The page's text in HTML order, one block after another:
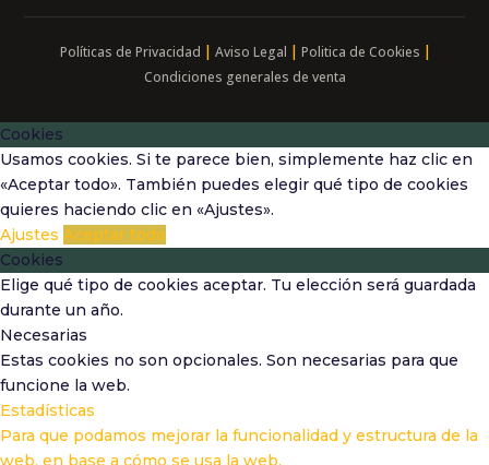
Políticas de Privacidad | Aviso Legal | Politica de Cookies |
Condiciones generales de venta
Cookies
Usamos cookies. Si te parece bien, simplemente haz clic en
«Aceptar todo». También puedes elegir qué tipo de cookies
quieres haciendo clic en «Ajustes».
Ajustes Aceptar todo
Cookies
Elige qué tipo de cookies aceptar. Tu elección será guardada
durante un año.
Necesarias
Estas cookies no son opcionales. Son necesarias para que
funcione la web.
Estadísticas
Para que podamos mejorar la funcionalidad y estructura de la
web, en base a cómo se usa la web.